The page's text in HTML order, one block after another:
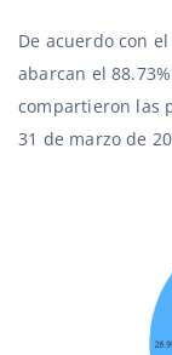
De acuerdo con
abarcan el
compartieron las
31 de marzo de